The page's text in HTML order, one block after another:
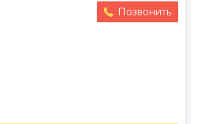
Позвонить